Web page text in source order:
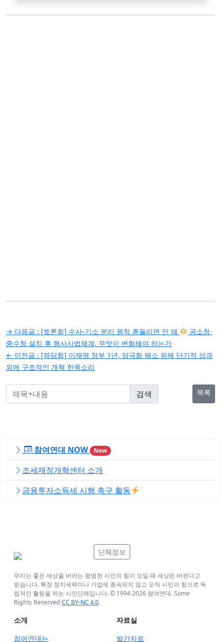
글
탐
색
→ 다음글 : [토론회] 수사-기소 분리 원칙 흔들리면 안 돼
공소청·
중수청 설치 후 형사사법체계, 무엇이 변화해야 하는가
← 이전글 : [좌담회] 이재명 정부 1년, 양극화 해소 위해 단기적 성과
외에 구조적인 개혁 한목소리
목록
참여연대 NOW New
조세재정개혁센터 소개
금융투자소득세 시행 촉구 활동
단체정보
우리는 좋은 세상을 바라는 평범한 시민의 힘이 모일 때 세상은 바뀐다고
믿습니다. 특정 정치세력이나 기업에 종속되지 않고 오직 시민의 힘으로 독
립적인 활동을 하는 시민단체입니다. © 1994-2026 참여연대. Some
Rights Reserved CC BY-NC 4.0.
소개
참여연대는
자료실
발간자료